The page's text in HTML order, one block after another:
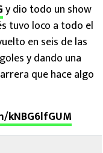
y dio todo un show
tuvo loco a todo el
en seis de las
y dando una
que hace algo